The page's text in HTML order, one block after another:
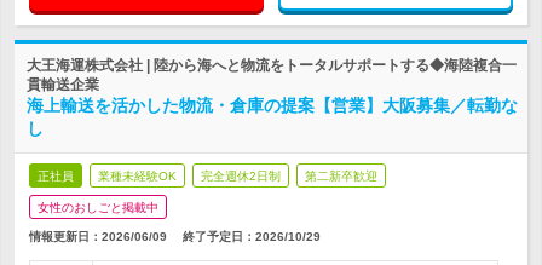
大王海運株式会社 | 陸から海へと物流をトータルサポートする◆海陸複合一
貫輸送企業
海上輸送を活かした物流・倉庫の提案【営業】大阪募集／転勤な
し
正社員 業種未経験OK 完全週休2日制 第二新卒歓迎
女性のおしごと掲載中
情報更新日：2026/06/09 終了予定日： 2026/10/29